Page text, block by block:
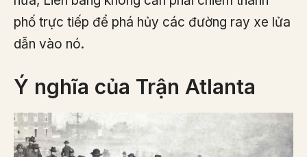
phố trực tiếp để phá hủy các đường ray xe lửa
dẫn vào nó.
Ý nghĩa của Trận Atlanta